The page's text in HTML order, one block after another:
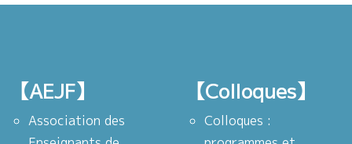
【AEJF】
Association des
【Colloques】
Colloques :